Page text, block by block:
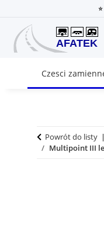
⭐
Czesci
Powrót do listy
Multipoint III